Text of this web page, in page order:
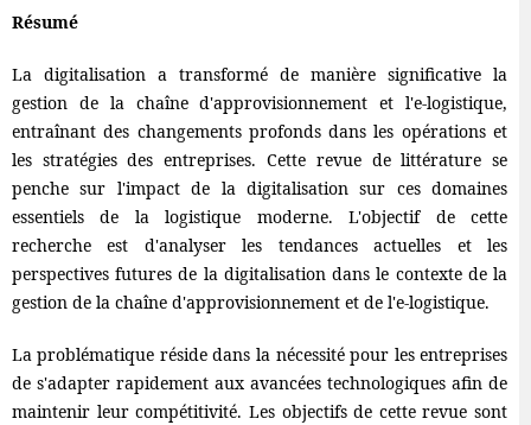
Résumé
La digitalisation a transformé de manière significative la
gestion de la chaîne d'approvisionnement et l'e-logistique,
entraînant des changements profonds dans les opérations et
les stratégies des entreprises. Cette revue de littérature se
penche sur l'impact de la digitalisation sur ces domaines
essentiels de la logistique moderne. L'objectif de cette
recherche est d'analyser les tendances actuelles et les
perspectives futures de la digitalisation dans le contexte de la
gestion de la chaîne d'approvisionnement et de l'e-logistique.
La problématique réside dans la nécessité pour les entreprises
de s'adapter rapidement aux avancées technologiques afin de
maintenir leur compétitivité. Les objectifs de cette revue sont